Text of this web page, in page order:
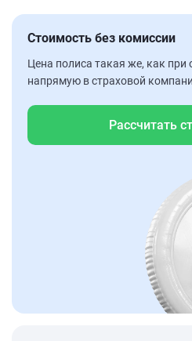
Стоимость без комиссии
Цена полиса такая же, как при
напрямую в страховой
Рассчитать